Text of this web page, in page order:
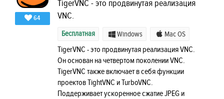
64
TigerVNC - это продвинутая реализация
VNC.
Бесплатная Windows Mac OS
TigerVNC - это продвинутая реализация VNC.
Он основан на четвертом поколении VNC.
TigerVNC также включает в себя функции
проектов TightVNC и TurboVNC.
Поддерживает ускоренное сжатие JPEG и